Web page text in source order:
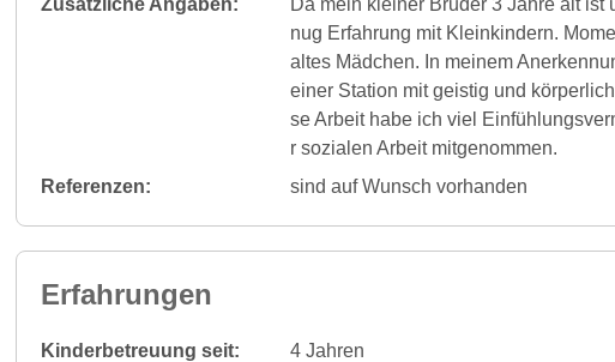
Zusätzliche Angaben:
Da mein kleiner Bruder 3 Jahre alt
nug Erfahrung mit Kleinkindern.
altes Mädchen. In meinem
einer Station mit geistig und
se Arbeit habe ich viel
r sozialen Arbeit mitgenommen.
Referenzen:
sind auf Wunsch vorhanden
Erfahrungen
Kinderbetreuung seit:
4 Jahren